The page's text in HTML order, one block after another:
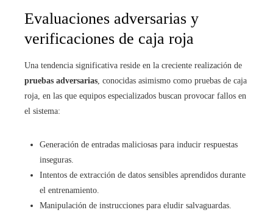
Evaluaciones adversarias y
verificaciones de caja roja
Una tendencia significativa reside en la creciente realización de
pruebas adversarias, conocidas asimismo como pruebas de caja
roja, en las que equipos especializados buscan provocar fallos en
el sistema:
Generación de entradas maliciosas para inducir respuestas
inseguras.
Intentos de extracción de datos sensibles aprendidos durante
el entrenamiento.
Manipulación de instrucciones para eludir salvaguardas.